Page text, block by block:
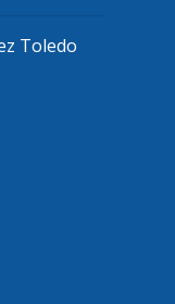
Toledo